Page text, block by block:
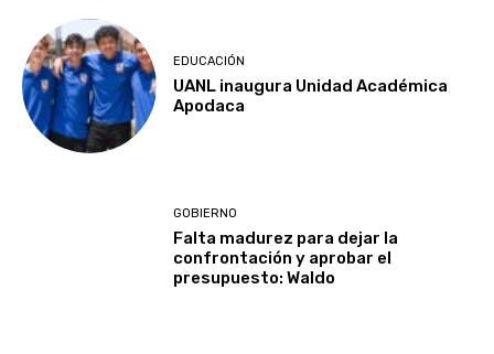
EDUCACIÓN
UANL inaugura Unidad Académica
Apodaca
GOBIERNO
Falta madurez para dejar la
confrontación y aprobar el
presupuesto: Waldo